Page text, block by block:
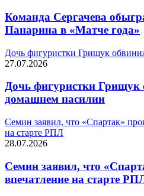
Команда Сергачева
Панарина в «Матче года»
Дочь фигуристки Грищук
27.07.2026
Дочь фигуристки Грищук
домашнем насилии
Семин заявил, что «Спартак»
на старте РПЛ
28.07.2026
Семин заявил, что
впечатление на старте